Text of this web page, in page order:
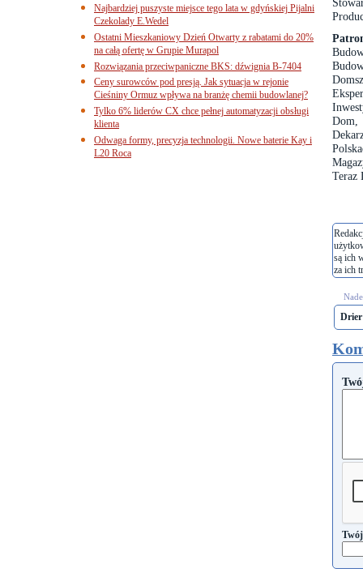
Dom,
Teraz
są ich
za ich
Drier
Najbardziej puszyste miejsce tego lata w gdyńskiej Pijalni
Czekolady E.Wedel
Ostatni Mieszkaniowy Dzień Otwarty z rabatami do 20%
na całą ofertę w Grupie Murapol
Rozwiązania przeciwpaniczne BKS: dźwignia B-7404
Ceny surowców pod presją. Jak sytuacja w rejonie
Cieśniny Ormuz wpływa na branżę chemii budowlanej?
Tylko 6% liderów CX chce pełnej automatyzacji obsługi
klienta
Odwaga formy, precyzja technologii. Nowe baterie Kay i
L20 Roca